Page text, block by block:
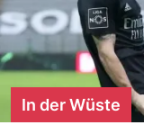
In der Wüste